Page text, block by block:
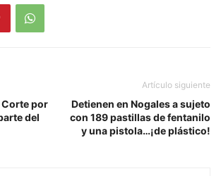
por
del
Artículo siguiente
Detienen en Nogales a sujeto
con 189 pastillas de fentanilo
y una pistola…¡de plástico!